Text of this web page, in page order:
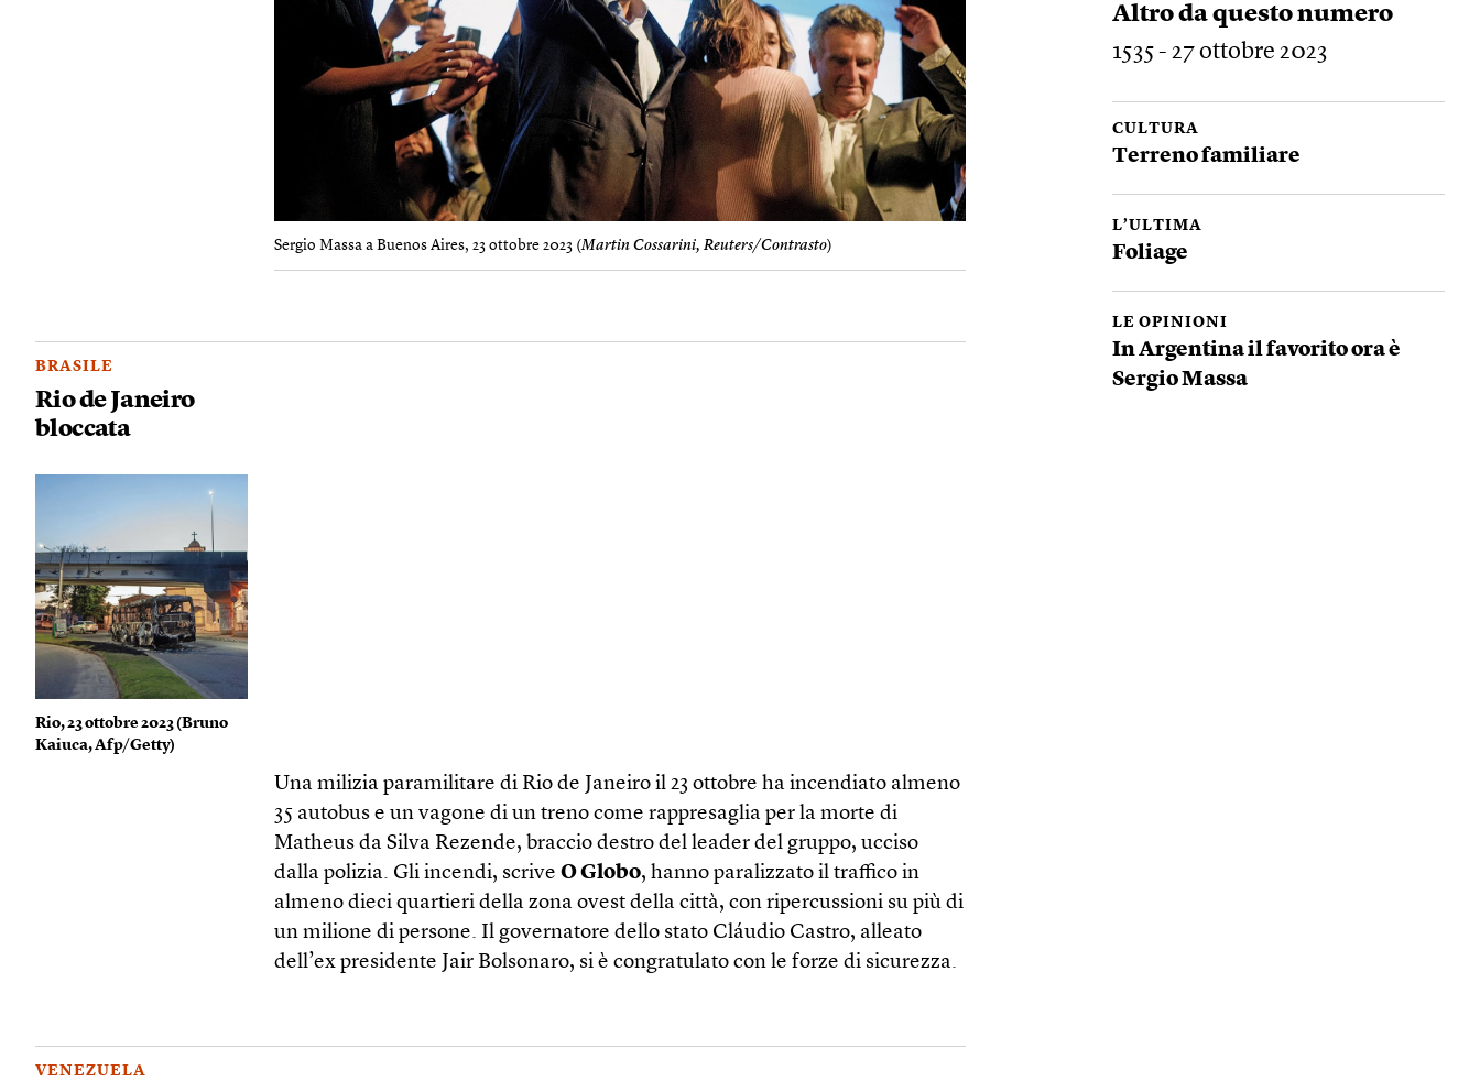
Sergio Massa a Buenos Aires, 23 ottobre 2023 (Martin Cossarini, Reuters/Contrasto)
BRASILE
Rio de Janeiro
bloccata
Rio, 23 ottobre 2023 (Bruno
Kaiuca, Afp/Getty)
Una milizia paramilitare di Rio de Janeiro il 23 ottobre ha incendiato almeno
35 autobus e un vagone di un treno come rappresaglia per la morte di
Matheus da Silva Rezende, braccio destro del leader del gruppo, ucciso
dalla polizia. Gli incendi, scriveO Globo, hanno paralizzato il traffico in
almeno dieci quartieri della zona ovest della città, con ripercussioni su più di
un milione di persone. Il governatore dello stato Cláudio Castro, alleato
dell’ex presidente Jair Bolsonaro, si è congratulato con le forze di sicurezza.
VENEZUELA
Altro da questo numero
1535 - 27 ottobre 2023
CULTURA
Terreno familiare
L’ULTIMA
Foliage
LE OPINIONI
In Argentina il favorito ora è
Sergio Massa